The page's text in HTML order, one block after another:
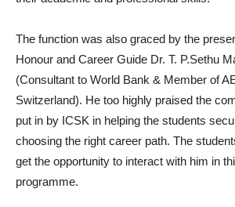
The function was also graced by the
Honour and Career Guide Dr. T. P.Sethu
(Consultant to World Bank & Member of
Switzerland). He too highly praised the
put in by ICSK in helping the students
choosing the right career path. The
get the opportunity to interact with him in
programme.